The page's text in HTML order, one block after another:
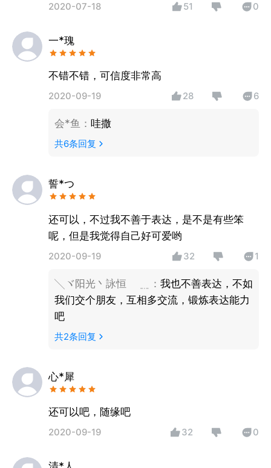
2020-07-18 51 0
一*瑰
不错不错，可信度非常高
2020-09-19 28 6
会*鱼 ： 哇撒
共6条回复
誓*つ
还可以，不过我不善于表达，是不是有些笨
呢，但是我觉得自己好可爱哟
2020-09-19 32 1
╲ヾ阳光丶詠恒ゝ ﹎ ： 我也不善表达，不如
我们交个朋友，互相多交流，锻炼表达能力
吧
共2条回复
心*犀
还可以吧，随缘吧
2020-09-19 32 0